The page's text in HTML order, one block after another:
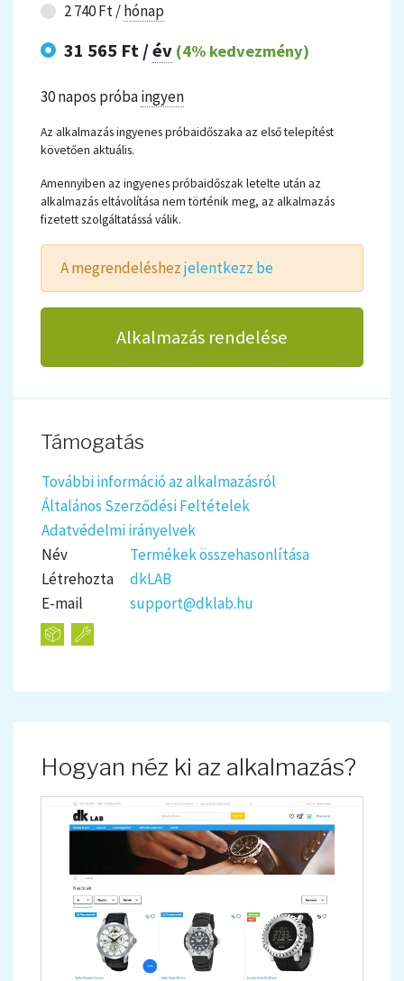
2 740 Ft /hónap
31 565 Ft /év(4% kedvezmény)
30 napos próbaingyen
Az alkalmazás ingyenes próbaidőszaka az első telepítést
követően aktuális.
Amennyiben az ingyenes próbaidőszak letelte után az
alkalmazás eltávolítása nem történik meg, az alkalmazás
fizetett szolgáltatássá válik.
A megrendeléshezjelentkezz be
Alkalmazás rendelése
Támogatás
További információ az alkalmazásról
Általános Szerződési Feltételek
Adatvédelmi irányelvek
Név
Termékek összehasonlítása
Létrehozta
dkLAB
E-mail
support@dklab.hu
Hogyan néz ki az alkalmazás?